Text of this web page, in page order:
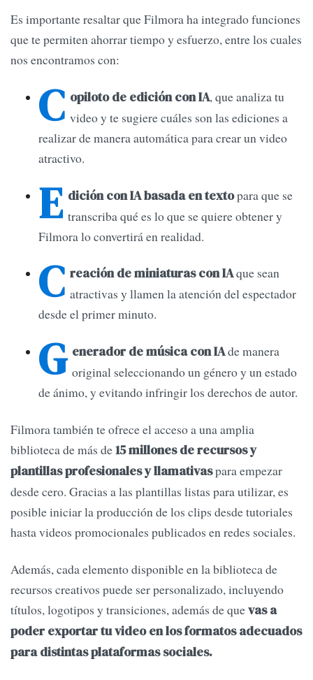
Es importante resaltar que Filmora ha integrado funciones
que te permiten ahorrar tiempo y esfuerzo, entre los cuales
nos encontramos con:
C opiloto de edición con IA, que analiza tu
video y te sugiere cuáles son las ediciones a
realizar de manera automática para crear un video
atractivo.
E dición con IA basada en textopara que se
transcriba qué es lo que se quiere obtener y
Filmora lo convertirá en realidad.
C reación de miniaturas con IAque sean
atractivas y llamen la atención del espectador
desde el primer minuto.
G enerador de música con IAde manera
original seleccionando un género y un estado
de ánimo, y evitando infringir los derechos de autor.
Filmora también te ofrece el acceso a una amplia
biblioteca de más de15 millones de recursos y
plantillas profesionales y llamativaspara empezar
desde cero. Gracias a las plantillas listas para utilizar, es
posible iniciar la producción de los clips desde tutoriales
hasta videos promocionales publicados en redes sociales.
Además, cada elemento disponible en la biblioteca de
recursos creativos puede ser personalizado, incluyendo
títulos, logotipos y transiciones, además de quevas a
poder exportar tu video en los formatos adecuados
para distintas plataformas sociales.